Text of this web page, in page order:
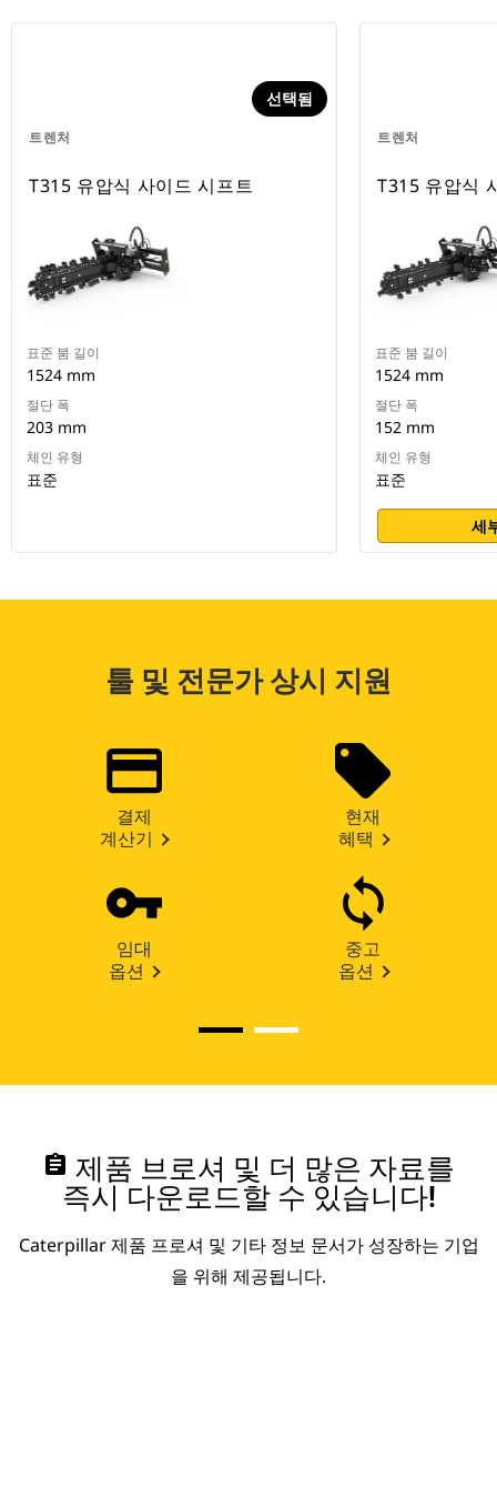
트렌처
선택됨
T315 유압식 사이드 시프트
표준 붐 길이
1524 mm
절단 폭
203 mm
체인 유형
표준
트렌처
T315 유압식
표준 붐 길이
1524 mm
절단 폭
152 mm
체인 유형
표준
세
툴 및 전문가 상시 지원
결제
계산기
현재
혜택
임대
옵션
중고
옵션
assignment 제품 브로셔 및 더 많은 자료를
즉시 다운로드할 수 있습니다!
Caterpillar 제품 프로셔 및 기타 정보 문서가 성장하는 기업
을 위해 제공됩니다.